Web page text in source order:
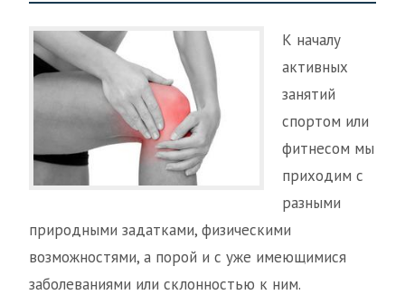
К началу
активных
занятий
спортом или
фитнесом мы
приходим с
разными
природными задатками, физическими
возможностями, а порой и с уже имеющимися
заболеваниями или склонностью к ним.